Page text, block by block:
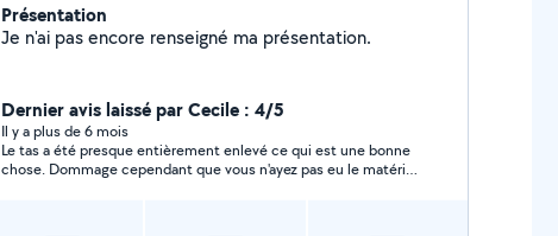
Présentation
Je n'ai pas encore renseigné ma présentation.
Dernier avis laissé par Cecile : 4/5
Il y a plus de 6 mois
Le tas a été presque entièrement enlevé ce qui est une bonne
chose. Dommage cependant que vous n'ayez pas eu le matériel